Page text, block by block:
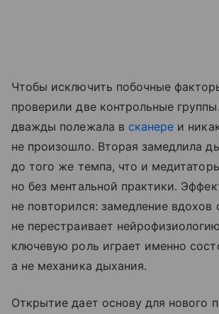
Чтобы исключить побочные
проверили две контрольные
дважды полежала в сканере и
не произошло. Вторая замедлила
до того же темпа, что и
но без ментальной практики.
не повторился: замедление вдохов
не перестраивает
ключевую роль играет именно
а не механика дыхания.
Открытие дает основу для нового